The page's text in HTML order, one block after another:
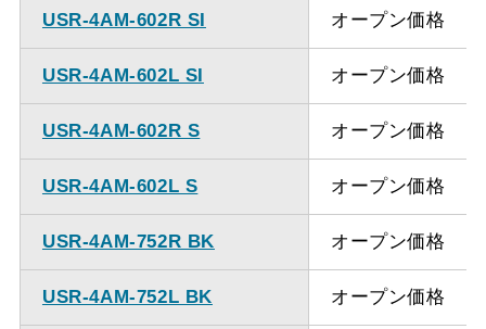
USR-4AM-602R SI オープン価格
USR-4AM-602L SI オープン価格
USR-4AM-602R S オープン価格
USR-4AM-602L S オープン価格
USR-4AM-752R BK オープン価格
USR-4AM-752L BK オープン価格